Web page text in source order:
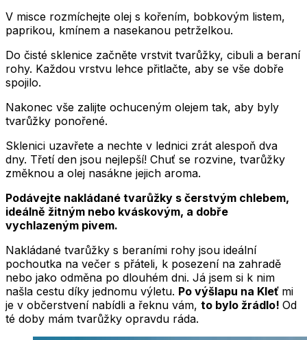
V misce rozmíchejte olej s kořením, bobkovým listem,
paprikou, kmínem a nasekanou petrželkou.
Do čisté sklenice začněte vrstvit tvarůžky, cibuli a beraní
rohy. Každou vrstvu lehce přitlačte, aby se vše dobře
spojilo.
Nakonec vše zalijte ochuceným olejem tak, aby byly
tvarůžky ponořené.
Sklenici uzavřete a nechte v lednici zrát alespoň dva
dny. Třetí den jsou nejlepší! Chuť se rozvine, tvarůžky
změknou a olej nasákne jejich aroma.
Podávejte nakládané tvarůžky s čerstvým chlebem,
ideálně žitným nebo kváskovým, a dobře
vychlazeným pivem.
Nakládané tvarůžky s beraními rohy jsou ideální
pochoutka na večer s přáteli, k posezení na zahradě
nebo jako odměna po dlouhém dni. Já jsem si k nim
našla cestu díky jednomu výletu. Po výšlapu na Kleť mi
je v občerstvení nabídli a řeknu vám, to bylo žrádlo! Od
té doby mám tvarůžky opravdu ráda.